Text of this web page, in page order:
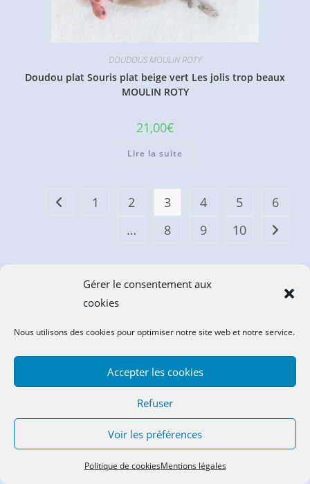
Gérer le consentement aux
cookies
Nous utilisons des cookies pour optimiser notre site web et notre service.
Accepter les cookies
Refuser
Voir les préférences
Politique de cookiesMentions légales
DOUDOUS MOULIN ROTY
Doudou plat Souris plat beige vert Les jolis trop beaux
MOULIN ROTY
21,00€
Lire la suite
1 2 3 4 5
6
…
8 9 10
Catégories De Produits
CARTE CADEAU
NOEL C'EST LA FETE
DOUDOUS AUCHAN
DOUDOUS BABY NAT
DOUDOUS COROLLE
DOUDOUS DISNEY
DOUDOUS DIVERS
DOUDOUS DOUDOU ET COMPAGNIE